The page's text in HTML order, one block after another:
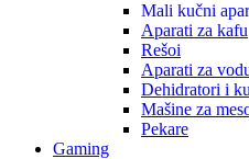
Mali kučni
Aparati za kafu
Rešoi
Aparati za
Dehidratori i
Mašine za
Pekare
Gaming